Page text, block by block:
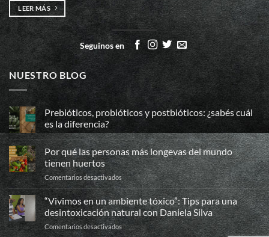
LEER MÁS
Seguinos en
NUESTRO BLOG
Prebióticos, probióticos y postbióticos: ¿sabés cuál
es la diferencia?
No
hay
comentarios
en
Prebióticos,
probióticos
y
postbióticos:
¿sabés
cuál
es
la
diferencia?
Por qué las personas más longevas del mundo
tienen huertos
Comentarios desactivadosen
Por
qué
las
personas
más
“Vivimos en un ambiente tóxico”: Tips para una
desintoxicación natural con Daniela Silva
Comentarios desactivadosen